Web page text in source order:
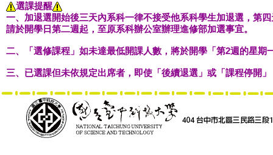
選課提醒
一、加退選開始後三天內系科一律不接受他系科學生加退選，第
請於開學日第二週起，至原系科辦公室辦理進修部加選事宜。
二、「選修課程」如未達最低開課人數，將於開學「第2週的星
三、已選課但未依規定出席者，即使「後續退選」或「課程停開